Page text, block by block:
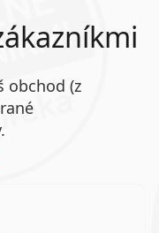
obchod (z